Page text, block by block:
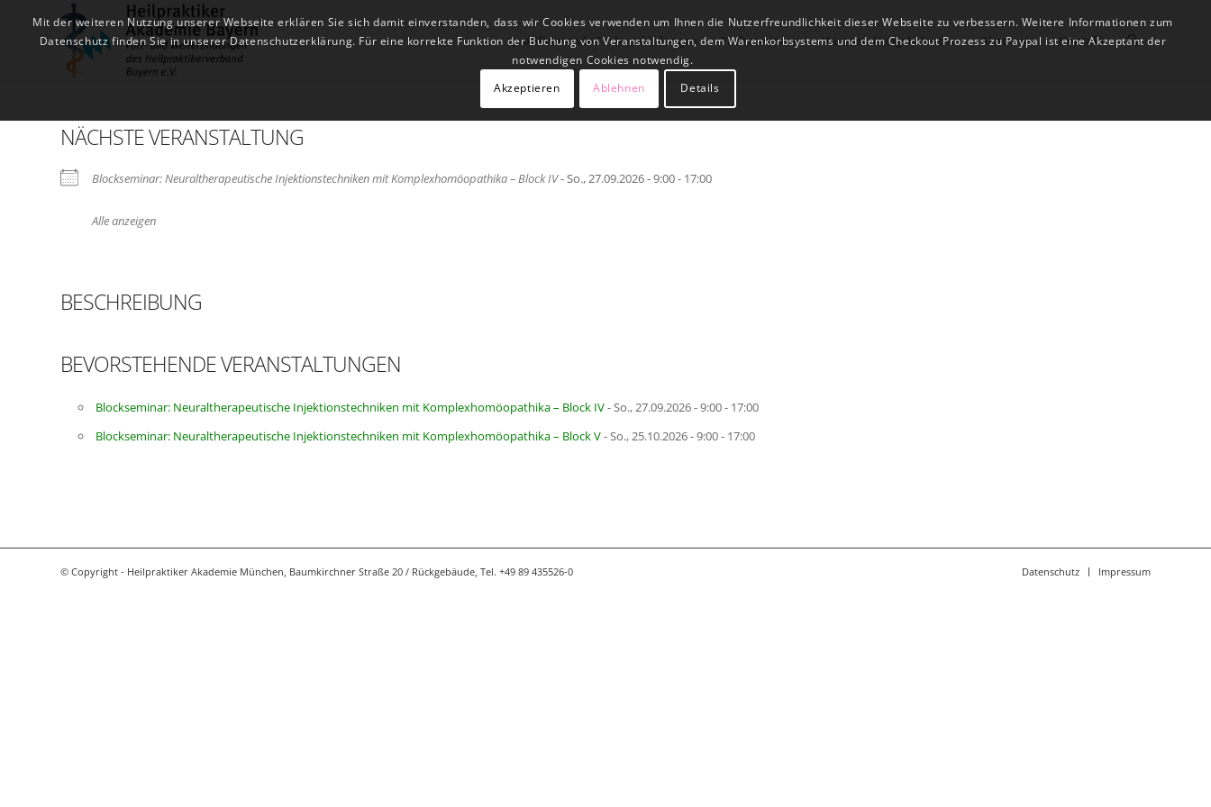
Qualifizierende Fachausbildungen Fachseminare Veranstaltungskalender Akademie Kontakt
NÄCHSTE VERANSTALTUNG
Blockseminar: Neuraltherapeutische Injektionstechniken mit Komplexhomöopathika – Block IV- So., 27.09.2026 - 9:00 - 17:00
Alle anzeigen
BESCHREIBUNG
BEVORSTEHENDE VERANSTALTUNGEN
Blockseminar: Neuraltherapeutische Injektionstechniken mit Komplexhomöopathika – Block IV- So., 27.09.2026 - 9:00 - 17:00
Blockseminar: Neuraltherapeutische Injektionstechniken mit Komplexhomöopathika – Block V- So., 25.10.2026 - 9:00 - 17:00
© Copyright - Heilpraktiker Akademie München, Baumkirchner Straße 20 / Rückgebäude, Tel. +49 89 435526-0 Datenschutz Impressum
Mit der weiteren Nutzung unserer Webseite erklären Sie sich damit einverstanden, dass wir Cookies verwenden um Ihnen die Nutzerfreundlichkeit dieser Webseite zu verbessern. Weitere Informationen zum
Datenschutz finden Sie in unserer Datenschutzerklärung. Für eine korrekte Funktion der Buchung von Veranstaltungen, dem Warenkorbsystems und dem Checkout Prozess zu Paypal ist eine Akzeptant der
notwendigen Cookies notwendig.
Akzeptieren
Ablehnen Details